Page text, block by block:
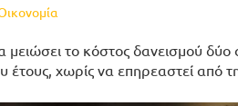
το κόστος δανεισμού δύο
έτους, χωρίς να επηρεαστεί από